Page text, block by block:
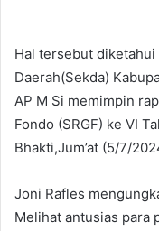
Hal tersebut
Daerah(Sekda)
AP M Si memimpin
Fondo (SRGF) ke VI
Bhakti,Jum’at (5/7/
Joni Rafles
Melihat antusias para